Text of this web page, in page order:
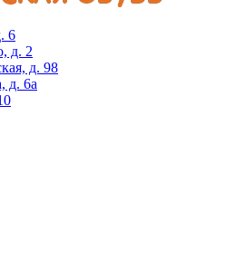
6
д. 2
д. 98
д. 6а